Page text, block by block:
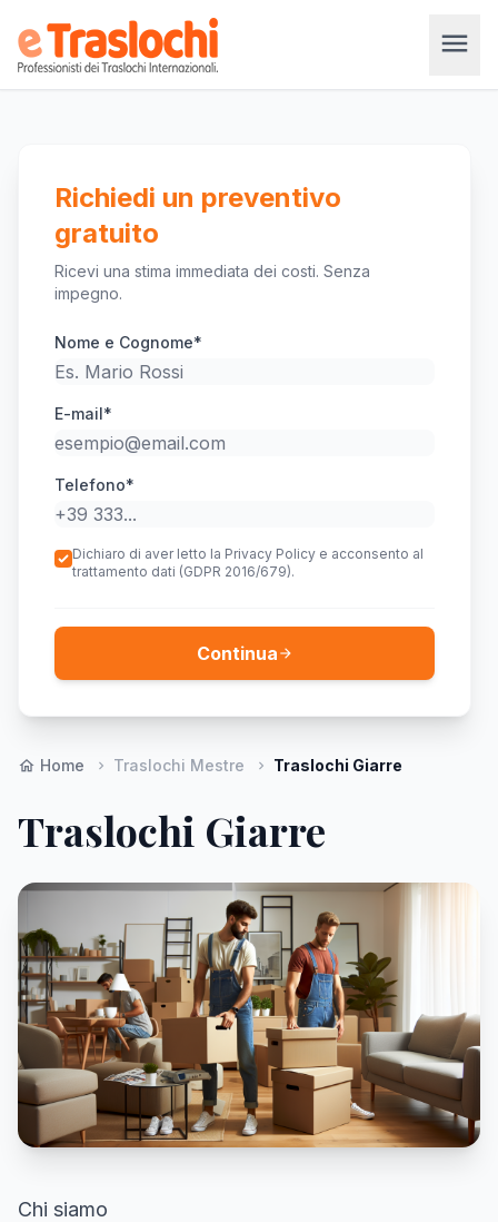
menu
Richiedi un preventivo
gratuito
Ricevi una stima immediata dei costi. Senza
impegno.
Nome e Cognome*
E-mail*
Telefono*
Dichiaro di aver letto la Privacy Policy e acconsento al
trattamento dati (GDPR 2016/679).
Continua arrow_forward
home Home chevron_right Traslochi Mestre chevron_right Traslochi Giarre
Traslochi Giarre
Chi siamo